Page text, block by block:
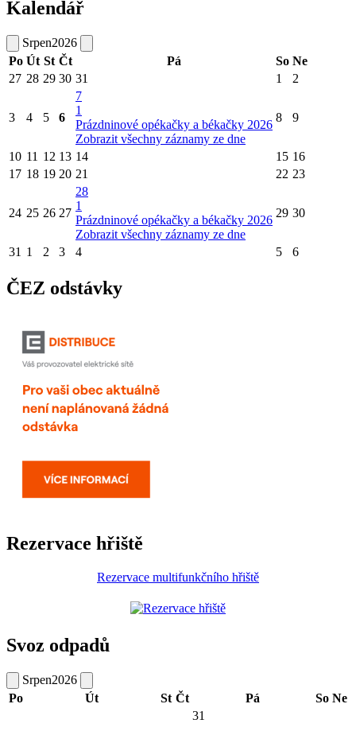
Kalendář
Srpen2026
Po Út St Čt Pá So Ne
27 28 29 30 31 1 2
3 4 5 6
7
1
Prázdninové opékačky a békačky 2026
Zobrazit všechny záznamy ze dne
8 9
10 11 12 13 14 15 16
17 18 19 20 21 22 23
24 25 26 27
28
1
Prázdninové opékačky a békačky 2026
Zobrazit všechny záznamy ze dne
29 30
31 1 2 3 4 5 6
ČEZ odstávky
Rezervace hřiště
Rezervace multifunkčního hřiště
Svoz odpadů
Srpen2026
Po
Út St Čt Pá So Ne
31